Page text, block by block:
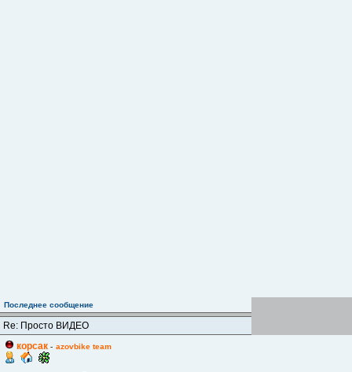
Последнее сообщение
Re: Просто ВИДЕО
корсак - azovbike team